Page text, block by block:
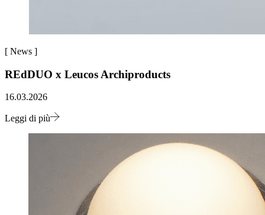
[ News ]
REdDUO x Leucos Archiproducts
16.03.2026
Leggi di più